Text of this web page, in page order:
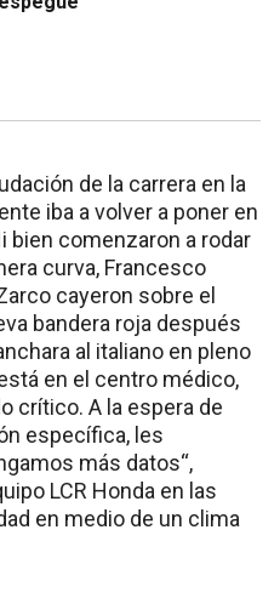
de la carrera en la
iba a volver a poner en
bien comenzaron a rodar
curva, Francesco
cayeron sobre el
bandera roja después
al italiano en pleno
en el centro médico,
crítico. A la espera de
específica, les
más datos“,
LCR Honda en las
en medio de un clima